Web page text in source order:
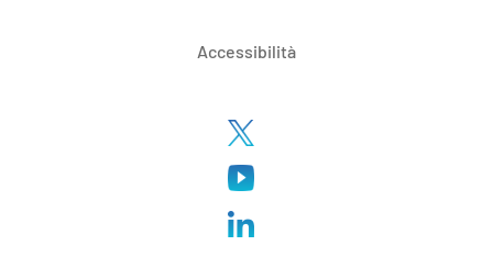
Accessibilità